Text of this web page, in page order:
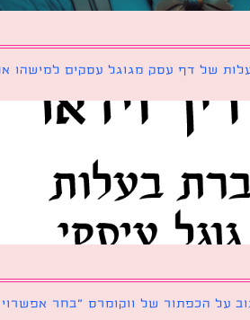
דף עסק מגוגל עסקים למישהו אחר?
של ווקומרס ״בחר אפשרויות״